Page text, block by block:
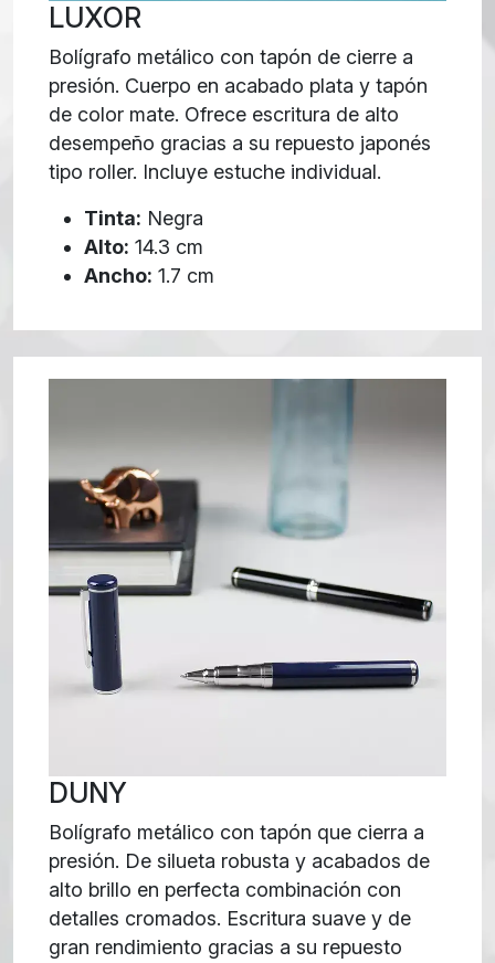
LUXOR
Bolígrafo metálico con tapón de cierre a
presión. Cuerpo en acabado plata y tapón
de color mate. Ofrece escritura de alto
desempeño gracias a su repuesto japonés
tipo roller. Incluye estuche individual.
Tinta: Negra
Alto: 14.3 cm
Ancho: 1.7 cm
DUNY
Bolígrafo metálico con tapón que cierra a
presión. De silueta robusta y acabados de
alto brillo en perfecta combinación con
detalles cromados. Escritura suave y de
gran rendimiento gracias a su repuesto